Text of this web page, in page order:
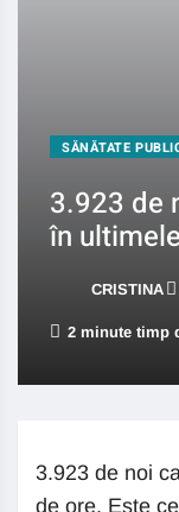
SĂNĂTATE
3.923 de
în
CRISTINA
2 minute timp
3.923 de noi
de ore. Este